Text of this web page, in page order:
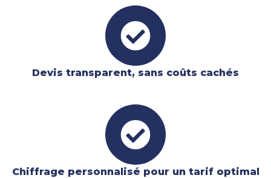
Devis transparent, sans coûts cachés
Chiffrage personnalisé pour un tarif optimal